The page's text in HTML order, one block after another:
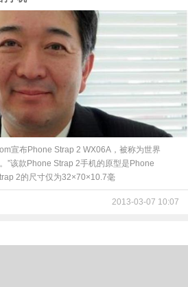
宣布Phone Strap 2 WX06A，被称为世界
”该款Phone Strap 2手机的原型是Phone
2的尺寸仅为32×70×10.7毫
2013-03-07 10:07